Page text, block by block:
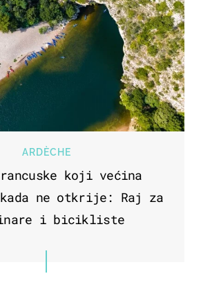
ARDÈCHE
koji većina
ne otkrije: Raj za
i bicikliste